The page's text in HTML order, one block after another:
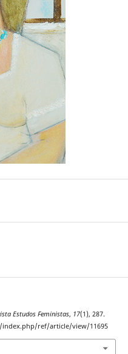
Estudos Feministas, 17(1), 287.
index.php/ref/article/view/11695